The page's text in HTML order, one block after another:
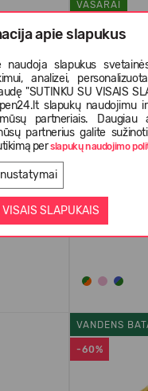
apie slapukus
naudoja slapukus
analizei,
"SUTINKU SU VISAIS
slapukų naudojimu
partneriais. Daugiau
partnerius galite
perslapukų naudojimo
SLAPUKAIS
50+ Water
-25%
VASARAI
Toddlers'
29,99 €
-60%
VANDENS